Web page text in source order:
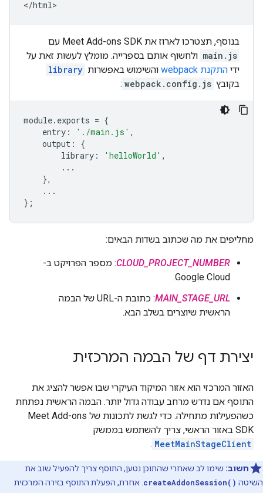
בנוסף, תצטרכו לארוז את Meet Add-ons SDK עם
main.js ולחשוף אותם בספרייה. מומלץ לעשות זאת על
ידי התקנת webpack והשימוש באפשרות library
בקובץ webpack.config.js
:
module. exports = {
entry : './main.js' ,
output :
{
library : 'helloWorld' ,
...
},
...
};
מחליפים את מה שכתוב בשדות הבאים:
CLOUD_PROJECT_NUMBER: מספר הפרויקט ב-
Google Cloud.
MAIN_STAGE_URL
: כתובת ה-URL של הבמה
הראשית שיוצרים בשלב הבא.
יצירת דף של הבמה המרכזית
האזור המרכזי הוא אזור המיקוד העיקרי שבו אפשר להציג את
התוסף אם נדרש מרחב עבודה גדול יותר. הבמה הראשית נפתחת
כשהפעילות מתחילה. כדי לגשת לתכונות של Meet Add-ons
SDK באזור הראשי, צריך להשתמש בממשק
MeetMainStageClient
.
חשוב: שימו לב שאחרי שהתוכן נטען, התוסף צריך להפעיל שוב את
השיטה createAddonSession(). אחרת, הפעלת התוסף בזירה המרכזית